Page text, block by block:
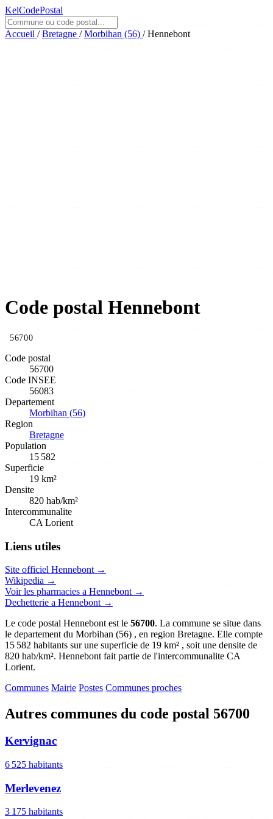
KelCodePostal
Accueil / Bretagne / Morbihan (56) / Hennebont
Code postal Hennebont
56700
Code postal
56700
Code INSEE
56083
Departement
Morbihan (56)
Region
Bretagne
Population
15 582
Superficie
19 km²
Densite
820 hab/km²
Intercommunalite
CA Lorient
Liens utiles
Site officiel Hennebont →
Wikipedia →
Voir les pharmacies a Hennebont →
Dechetterie a Hennebont →
Le code postal Hennebont est le 56700. La commune se situe dans
le departement du Morbihan (56) , en region Bretagne. Elle compte
15 582 habitants sur une superficie de 19 km² , soit une densite de
820 hab/km². Hennebont fait partie de l'intercommunalite CA
Lorient.
Communes Mairie Postes Communes proches
Autres communes du code postal 56700
Kervignac
6 525 habitants
Merlevenez
3 175 habitants